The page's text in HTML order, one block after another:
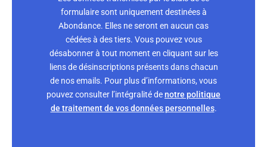
formulaire sont uniquement destinées à
Abondance. Elles ne seront en aucun cas
cédées à des tiers. Vous pouvez vous
désabonner à tout moment en cliquant sur les
liens de désinscriptions présents dans chacun
de nos emails. Pour plus d’informations, vous
pouvez consulter l’intégralité denotre politique
de traitement de vos données personnelles.